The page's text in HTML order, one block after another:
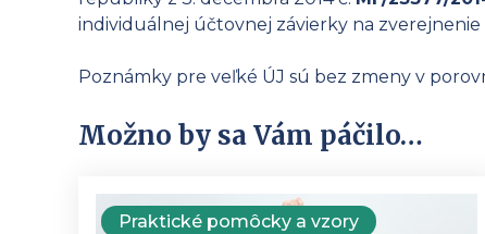
individuálnej účtovnej závierky na zverejnenie
Poznámky pre veľké ÚJ sú bez zmeny v
Možno by sa Vám páčilo…
Praktické pomôcky a vzory